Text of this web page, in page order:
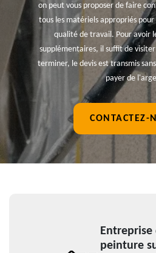
on peut vous proposer de faire
tous les matériels appropriés
qualité de travail. Pour avoir
supplémentaires, il suffit de
terminer, le devis est transmis
payer de
CONTACTEZ-
Entreprise
peinture